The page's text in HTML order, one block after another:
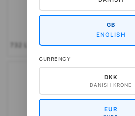
732 LYS AQUA, 819
GB
ENGLISH
CURRENCY
DKK
DANISH KRONE
EUR